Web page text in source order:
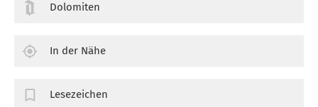
Dolomiten
In der Nähe
Lesezeichen